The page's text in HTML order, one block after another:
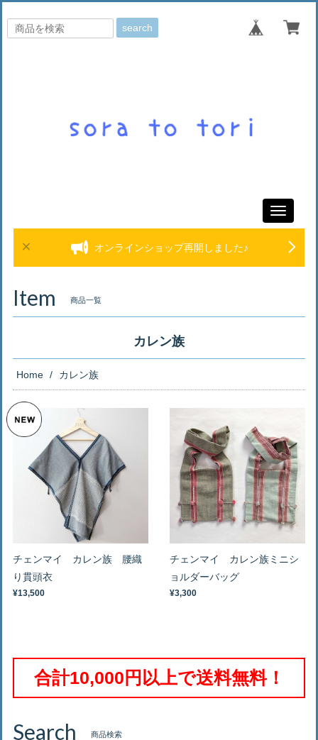
search
Toggle
オンラインショップ再開しました♪
Item 商品一覧
カレン族
Home カレン族
チェンマイ カレン族 腰織
り貫頭衣
¥13,500
チェンマイ カレン族ミニシ
ョルダーバッグ
¥3,300
合計10,000円以上で送料無料！
Search 商品検索